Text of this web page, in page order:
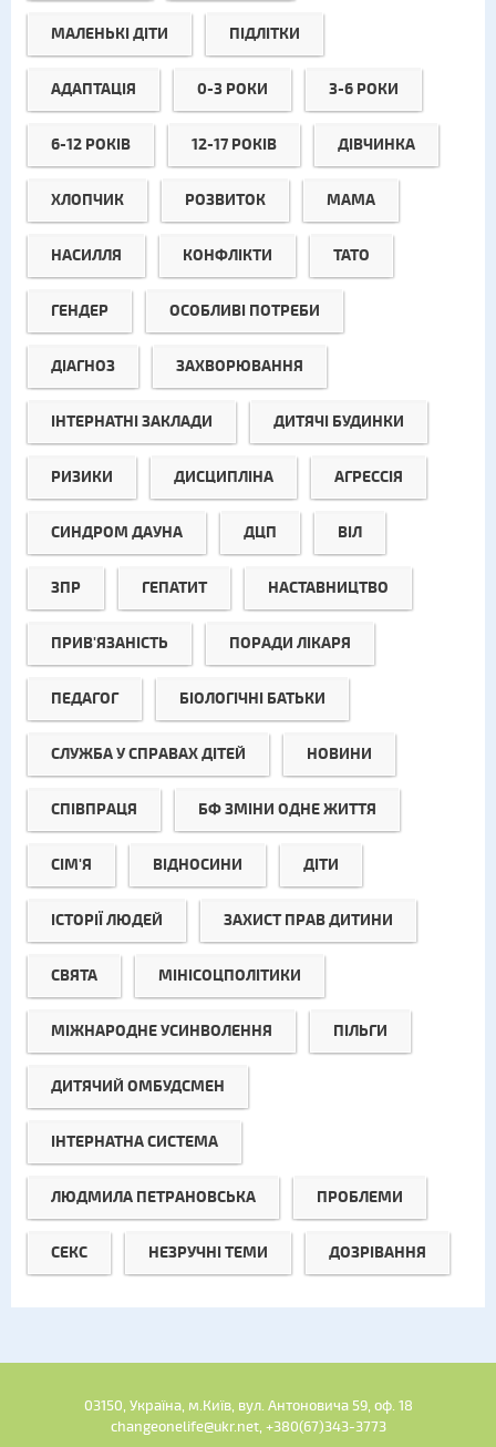
МАЛЕНЬКІ ДІТИ ПІДЛІТКИ
АДАПТАЦІЯ 0-3 РОКИ 3-6 РОКИ
6-12 РОКІВ 12-17 РОКІВ ДІВЧИНКА
ХЛОПЧИК РОЗВИТОК МАМА
НАСИЛЛЯ КОНФЛІКТИ ТАТО
ГЕНДЕР ОСОБЛИВІ ПОТРЕБИ
ДІАГНОЗ ЗАХВОРЮВАННЯ
ІНТЕРНАТНІ ЗАКЛАДИ ДИТЯЧІ БУДИНКИ
РИЗИКИ ДИСЦИПЛІНА АГРЕССІЯ
СИНДРОМ ДАУНА ДЦП ВІЛ
ЗПР ГЕПАТИТ НАСТАВНИЦТВО
ПРИВ'ЯЗАНІСТЬ ПОРАДИ ЛІКАРЯ
ПЕДАГОГ БІОЛОГІЧНІ БАТЬКИ
СЛУЖБА У СПРАВАХ ДІТЕЙ НОВИНИ
СПІВПРАЦЯ БФ ЗМІНИ ОДНЕ ЖИТТЯ
СІМ'Я ВІДНОСИНИ ДІТИ
ІСТОРІЇ ЛЮДЕЙ ЗАХИСТ ПРАВ ДИТИНИ
СВЯТА МІНІСОЦПОЛІТИКИ
МІЖНАРОДНЕ УСИНВОЛЕННЯ ПІЛЬГИ
ДИТЯЧИЙ ОМБУДСМЕН
ІНТЕРНАТНА СИСТЕМА
ЛЮДМИЛА ПЕТРАНОВСЬКА ПРОБЛЕМИ
СЕКС НЕЗРУЧНІ ТЕМИ ДОЗРІВАННЯ
03150, Україна, м.Київ, вул. Антоновича 59, оф. 18
changeonelife@ukr.net, +380(67)343-3773